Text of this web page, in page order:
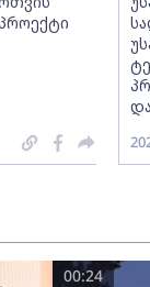
00:24